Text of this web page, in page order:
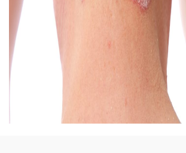
Кинематограф
Домашние животные
Семья и дети
Строительство